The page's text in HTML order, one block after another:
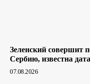
Зеленский совершит
Сербию, известна дата
07.08.2026